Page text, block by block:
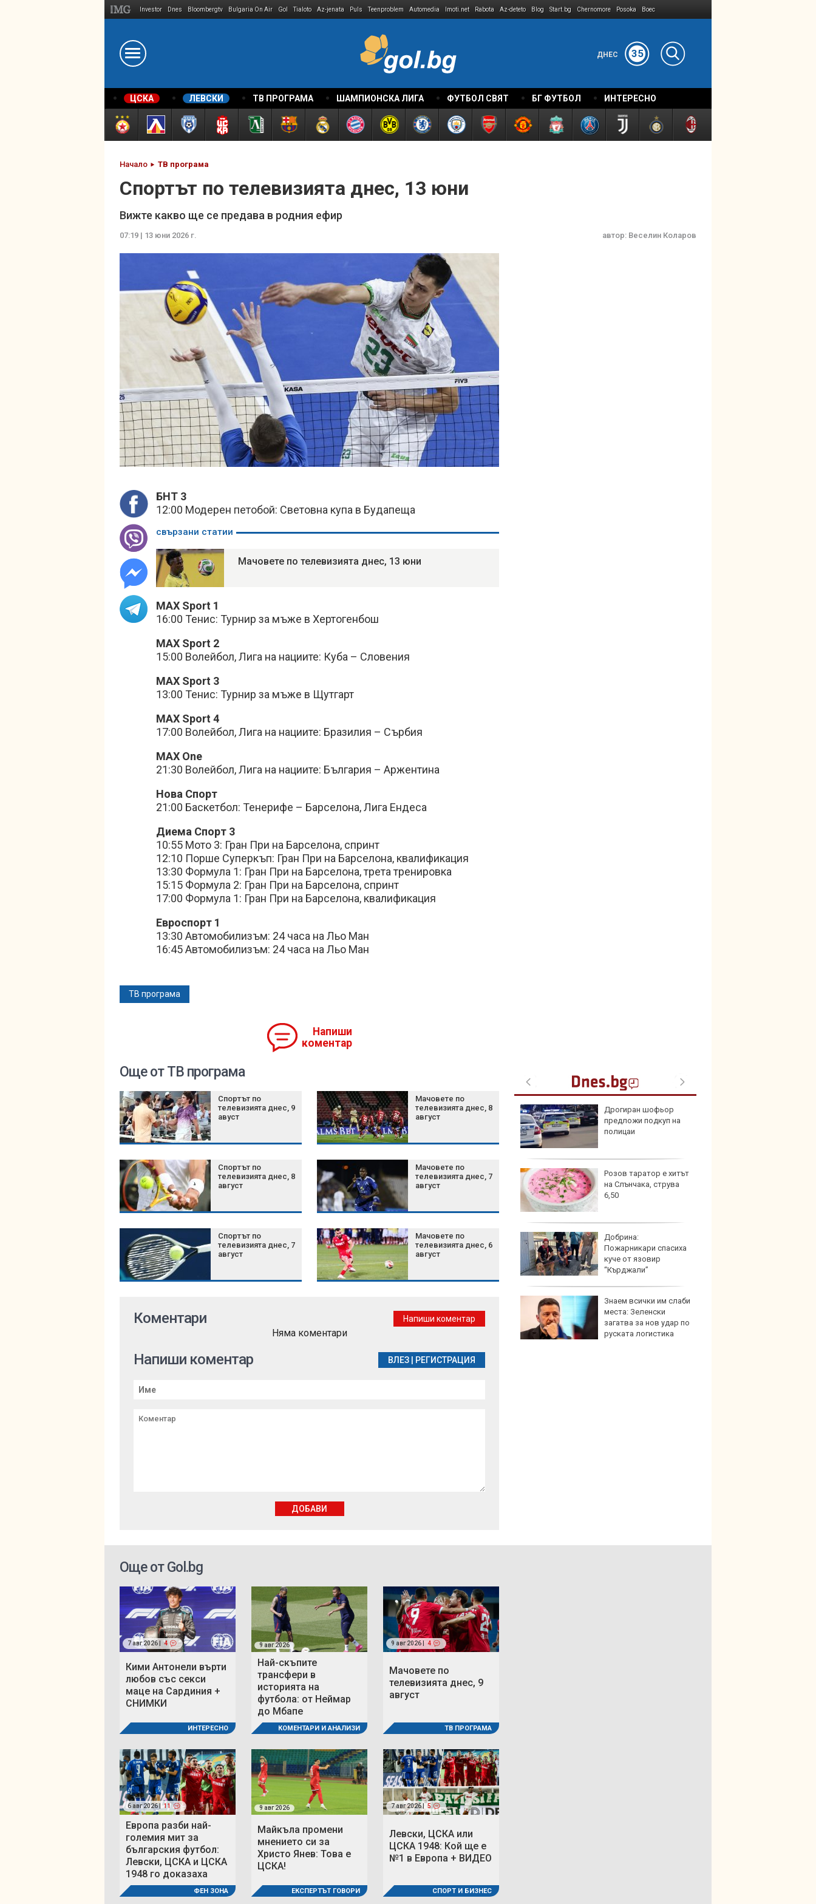
Investor Dnes Bloombergtv Bulgaria On Air Gol Tialoto Az-jenata Puls Teenproblem Automedia Imoti.net Rabota Az-deteto Blog Start.bg Chernomore Posoka Boec
ДНЕС 35
ЦСКА ЛЕВСКИ ТВ ПРОГРАМА ШАМПИОНСКА ЛИГА ФУТБОЛ СВЯТ БГ ФУТБОЛ ИНТЕРЕСНО
Начало ТВ програма
Спортът по телевизията днес, 13 юни
Вижте какво ще се предава в родния ефир
07:19 | 13 юни 2026 г. автор: Веселин Коларов
БНТ 3
12:00 Модерен петобой: Световна купа в Будапеща
свързани статии
Мачовете по телевизията днес, 13 юни
MAX Sport 1
16:00 Тенис: Турнир за мъже в Хертогенбош
MAX Sport 2
15:00 Волейбол, Лига на нациите: Куба – Словения
MAX Sport 3
13:00 Тенис: Турнир за мъже в Щутгарт
MAX Sport 4
17:00 Волейбол, Лига на нациите: Бразилия – Сърбия
MAX One
21:30 Волейбол, Лига на нациите: България – Аржентина
Нова Спорт
21:00 Баскетбол: Тенерифе – Барселона, Лига Ендеса
Диема Спорт 3
10:55 Мото 3: Гран При на Барселона, спринт
12:10 Порше Суперкъп: Гран При на Барселона, квалификация
13:30 Формула 1: Гран При на Барселона, трета тренировка
15:15 Формула 2: Гран При на Барселона, спринт
17:00 Формула 1: Гран При на Барселона, квалификация
Евроспорт 1
13:30 Автомобилизъм: 24 часа на Льо Ман
16:45 Автомобилизъм: 24 часа на Льо Ман
ТВ програма
Напиши
коментар
Още от ТВ програма
Спортът по
телевизията днес, 9
авуст
Мачовете по
телевизията днес, 8
август
Спортът по
телевизията днес, 8
август
Мачовете по
телевизията днес, 7
август
Спортът по
телевизията днес, 7
август
Мачовете по
телевизията днес, 6
август
Голям пожар затвори
Подбалканския път
влаковете
Хеликоптер се разби в
Рио де Жанейро, има
Изложбата "Различни
и заедно" гостува в
Стара Загора
Кошарица: Украинец
уби сънародника си и
Дрогиран шофьор
предложи подкуп на
полицаи
Розов таратор е хитът
на Слънчака, струва
6,50
Добрина:
Пожарникари спасиха
куче от язовир
“Кърджали”
Знаем всички им слаби
места: Зеленски
загатва за нов удар по
руската логистика
Коментари Напиши коментар
Няма коментари
Напиши коментар ВЛЕЗ РЕГИСТРАЦИЯ
ДОБАВИ
Още от Gol.bg
7 авг 2026 | 4
Кими Антонели върти
любов със секси
маце на Сардиния +
СНИМКИ
ИНТЕРЕСНО
9 авг 2026
Най-скъпите
трансфери в
историята на
футбола: от Неймар
до Мбапе
КОМЕНТАРИ И АНАЛИЗИ
9 авг 2026 | 4
Мачовете по
телевизията днес, 9
август
ТВ ПРОГРАМА
6 авг 2026 | 11
Европа разби най-
големия мит за
българския футбол:
Левски, ЦСКА и ЦСКА
1948 го доказаха
ФЕН ЗОНА
9 авг 2026
Майкъла промени
мнението си за
Христо Янев: Това е
ЦСКА!
ЕКСПЕРТЪТ ГОВОРИ
7 авг 2026 | 5
Левски, ЦСКА или
ЦСКА 1948: Кой ще е
№1 в Европа + ВИДЕО
СПОРТ И БИЗНЕС